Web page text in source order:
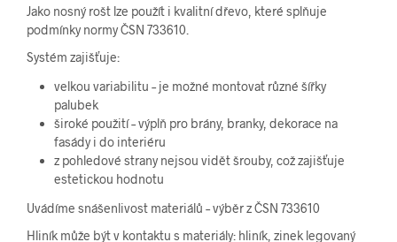
Jako nosný rošt lze použít i kvalitní dřevo, které splňuje
podmínky normy ČSN 733610.
Systém zajišťuje:
velkou variabilitu – je možné montovat různé šířky
palubek
široké použití – výplň pro brány, branky, dekorace na
fasády i do interiéru
z pohledové strany nejsou vidět šrouby, což zajišťuje
estetickou hodnotu
Uvádíme snášenlivost materiálů – výběr z ČSN 733610
Hliník může být v kontaktu s materiály: hliník, zinek legovaný